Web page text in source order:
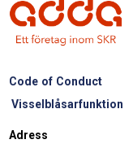
Code of Conduct
Visselblåsarfunktion
Adress